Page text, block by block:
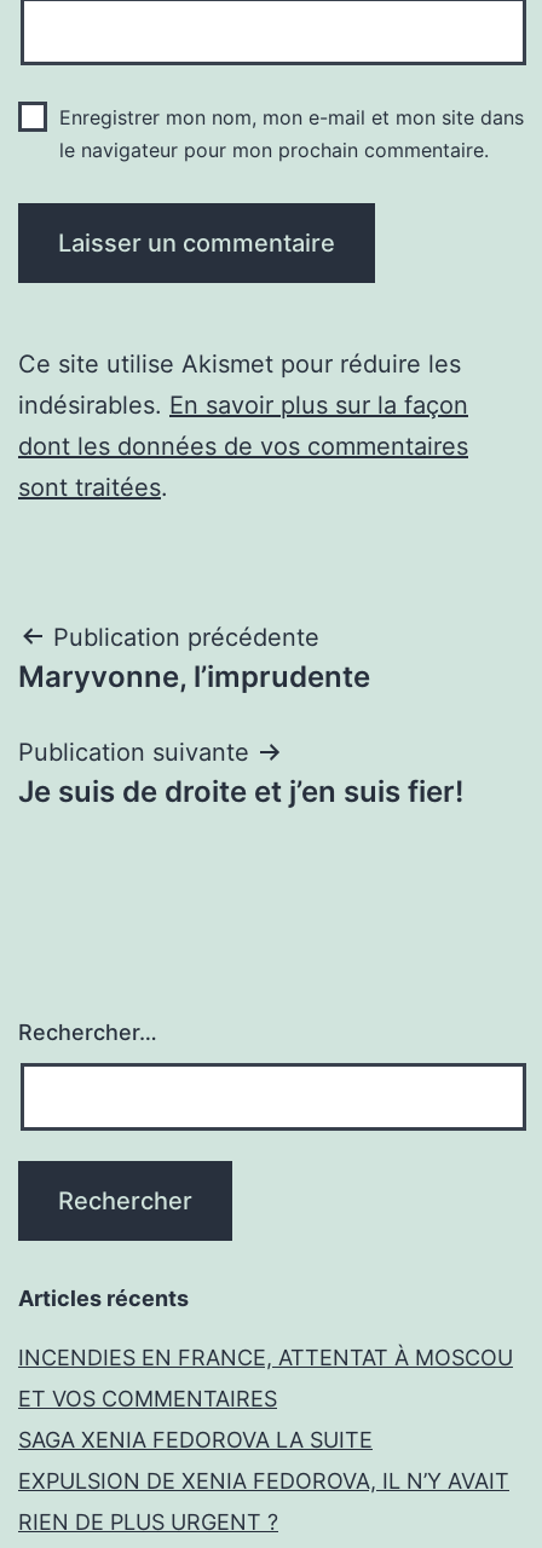
Enregistrer mon nom, mon e-mail et mon site dans
le navigateur pour mon prochain commentaire.
Ce site utilise Akismet pour réduire les
indésirables. En savoir plus sur la façon
dont les données de vos commentaires
sont traitées.
Navigation
de
l’article
Publication précédente
Maryvonne, l’imprudente
Publication suivante
Je suis de droite et j’en suis fier!
Rechercher…
Articles récents
INCENDIES EN FRANCE, ATTENTAT À MOSCOU
ET VOS COMMENTAIRES
SAGA XENIA FEDOROVA LA SUITE
EXPULSION DE XENIA FEDOROVA, IL N’Y AVAIT
RIEN DE PLUS URGENT ?